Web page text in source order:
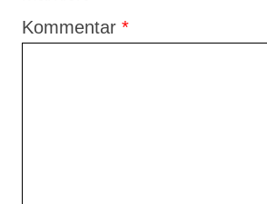
Kommentar *